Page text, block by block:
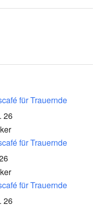
für Trauernde
26
für Trauernde
für Trauernde
26